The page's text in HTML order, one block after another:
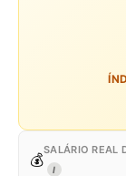
💰
SALÁRIO REAL
I